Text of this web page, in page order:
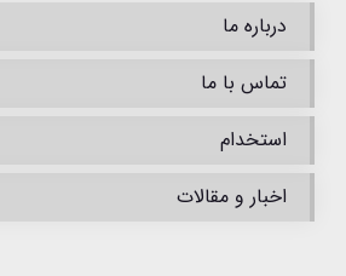
درباره ما
تماس با ما
استخدام
اخبار و مقالات